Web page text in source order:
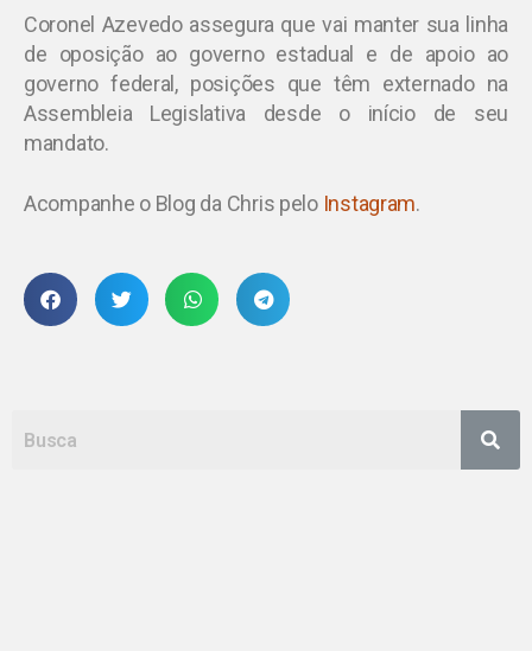
Coronel Azevedo assegura que vai manter sua linha
de oposição ao governo estadual e de apoio ao
governo federal, posições que têm externado na
Assembleia Legislativa desde o início de seu
mandato.
Acompanhe o Blog da Chris pelo Instagram.